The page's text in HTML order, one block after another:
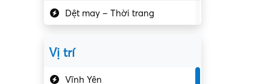
Dệt may – Thời trang
Vị trí
Vĩnh Yên